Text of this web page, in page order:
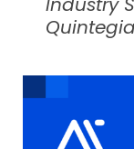
Quintegia